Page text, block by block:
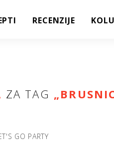
RECENZIJE
ZA TAG „
GO PARTY